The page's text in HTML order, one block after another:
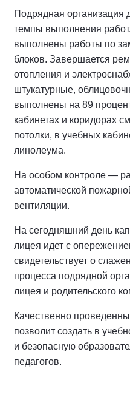
Подрядная организация
темпы выполнения
выполнены работы по
блоков. Завершается
отопления и
штукатурные,
выполнены на 89
кабинетах и коридорах
потолки, в учебных
линолеума.
На особом контроле —
автоматической
вентиляции.
На сегодняшний день
лицея идет с
свидетельствует о
процесса подрядной
лицея и родительского
Качественно
позволит создать в
и безопасную
педагогов.